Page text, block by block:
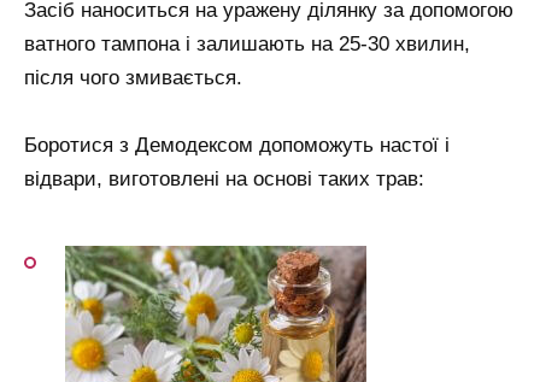
Засіб наноситься на уражену ділянку за допомогою
ватного тампона і залишають на 25-30 хвилин,
після чого змивається.
Боротися з Демодексом допоможуть настої і
відвари, виготовлені на основі таких трав: